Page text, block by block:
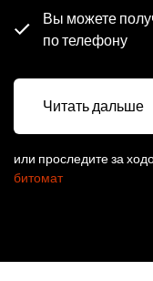
Вы можете
по телефону
Читать дальше
или проследите за
битомат